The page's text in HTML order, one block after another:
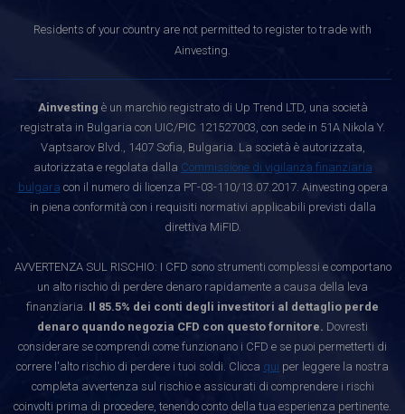
Residents of your country are not permitted to register to trade with
Ainvesting.
Ainvesting è un marchio registrato di Up Trend LTD, una società
registrata in Bulgaria con UIC/PIC 121527003, con sede in 51A Nikola Y.
Vaptsarov Blvd., 1407 Sofia, Bulgaria. La società è autorizzata,
autorizzata e regolata dalla Commissione di vigilanza finanziaria
bulgara con il numero di licenza РГ-03-110/13.07.2017. Ainvesting opera
in piena conformità con i requisiti normativi applicabili previsti dalla
direttiva MiFID.
AVVERTENZA SUL RISCHIO: I CFD sono strumenti complessi e comportano
un alto rischio di perdere denaro rapidamente a causa della leva
finanziaria. Il 85.5% dei conti degli investitori al dettaglio perde
denaro quando negozia CFD con questo fornitore. Dovresti
considerare se comprendi come funzionano i CFD e se puoi permetterti di
correre l'alto rischio di perdere i tuoi soldi. Clicca qui per leggere la nostra
completa avvertenza sul rischio e assicurati di comprendere i rischi
coinvolti prima di procedere, tenendo conto della tua esperienza pertinente.